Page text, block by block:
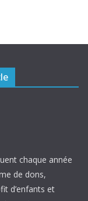
chaque année
de dons,
d’enfants et